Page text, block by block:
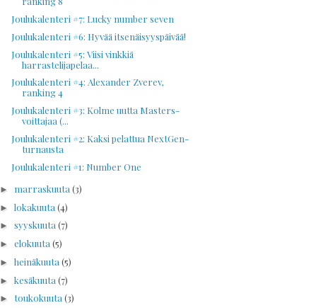
Joulukalenteri #7: Lucky number seven
Joulukalenteri #6: Hyvää itsenäisyyspäivää!
Joulukalenteri #5: Viisi vinkkiä
harrastelijapelaa...
Joulukalenteri #4: Alexander Zverev,
ranking 4
Joulukalenteri #3: Kolme uutta Masters-
voittajaa (...
Joulukalenteri #2: Kaksi pelattua NextGen-
turnausta
Joulukalenteri #1: Number One
► marraskuuta(3)
►lokakuuta(4)
►syyskuuta(7)
►elokuuta(5)
►heinäkuuta(5)
►kesäkuuta(7)
►toukokuuta(3)